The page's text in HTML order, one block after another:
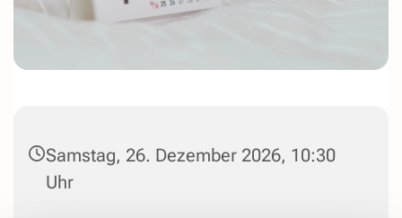
Samstag, 26. Dezember 2026, 10:30
Uhr